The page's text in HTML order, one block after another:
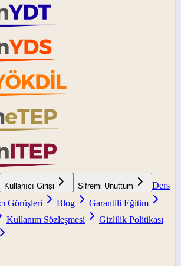
Kullanıcı Girişi Şifremi Unuttum
Ders
Görüşleri Blog
Garantili Eğitim
Kullanım Sözleşmesi
Gizlilik Politikası